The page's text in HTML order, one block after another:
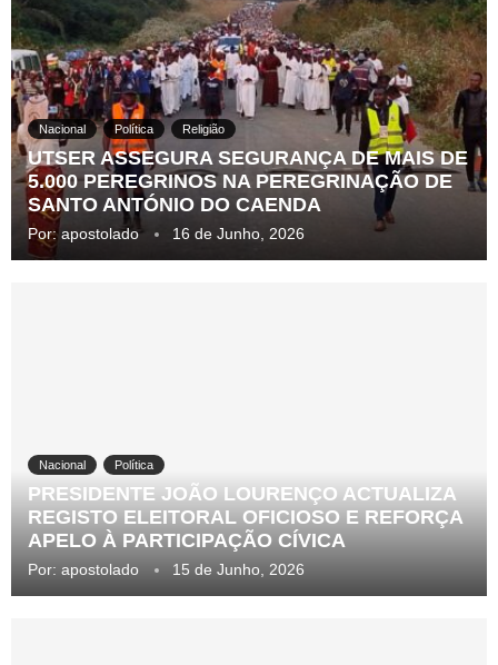
Nacional Política Religião
UTSER ASSEGURA SEGURANÇA DE MAIS DE
5.000 PEREGRINOS NA PEREGRINAÇÃO DE
SANTO ANTÓNIO DO CAENDA
Por:apostolado 16 de Junho, 2026
Nacional Política
PRESIDENTE JOÃO LOURENÇO ACTUALIZA
REGISTO ELEITORAL OFICIOSO E REFORÇA
APELO À PARTICIPAÇÃO CÍVICA
Por: apostolado 15 de Junho, 2026